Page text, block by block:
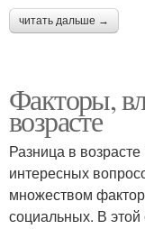
читать дальше →
Факторы,
возрасте
Разница в
интересных
множеством
социальных. В